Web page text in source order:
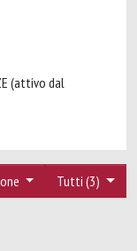
(attivo dal
Tutti (3)